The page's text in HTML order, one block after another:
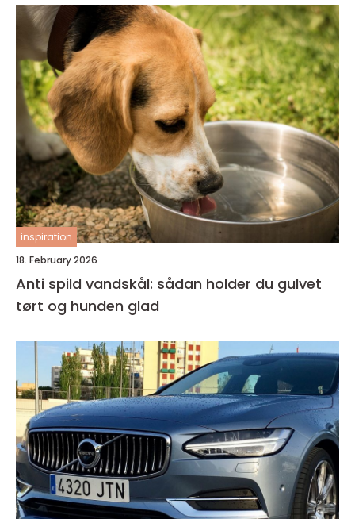
inspiration
18. February 2026
Anti spild vandskål: sådan holder du gulvet
tørt og hunden glad